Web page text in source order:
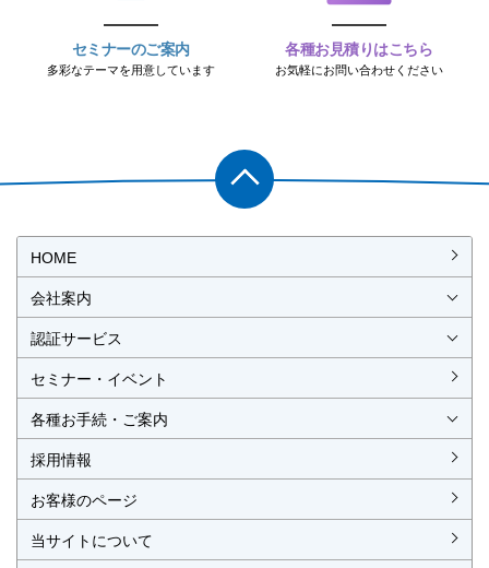
セミナーのご案内
多彩なテーマを用意しています
各種お見積りはこちら
お気軽にお問い合わせください
HOME
会社案内
認証サービス
ISO認証（マネジメントシステム）
ISO 9001 （品質）
ISO 14001（環境）
ISO 55001（アセット）
ISO 45001（労働安全衛生）
ISO 27001（情報セキュリティ）
MSAの審査認証
ISOとは？
JIS製品認証
JIS製品認証の手続き
認証リスト
セミナー・イベント
各種お手続・ご案内
採用情報
お客様のページ
当サイトについて